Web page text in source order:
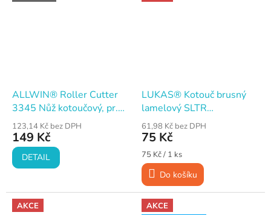
ALLWIN® Roller Cutter
3345 Nůž kotoučový, pr.
45 mm, d. 175 mm
123,14 Kč bez DPH
149 Kč
DETAIL
LUKAS® Kotouč brusný
lamelový SLTR
125×22,23 mm P60
61,98 Kč bez DPH
75 Kč
Měrná
cena:
75 Kč / 1 ks
Do košíku
AKCE
AKCE